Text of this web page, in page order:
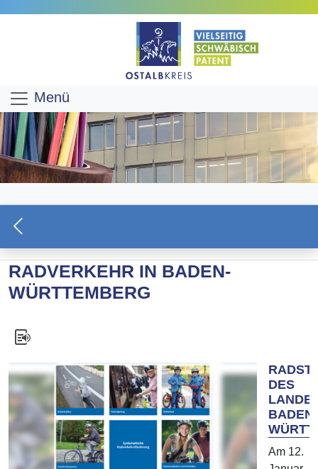
Menü
RADVERKEHR IN BADEN-
WÜRTTEMBERG
DES
BADEN-
Am 12.